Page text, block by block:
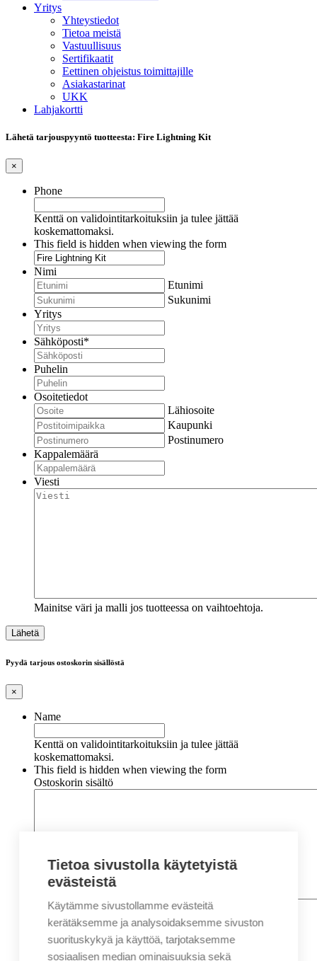
Yritys
Yhteystiedot
Tietoa meistä
Vastuullisuus
Sertifikaatit
Eettinen ohjeistus toimittajille
Asiakastarinat
UKK
Lahjakortti
Lähetä tarjouspyyntö tuotteesta: Fire Lightning Kit
×
Phone
Kenttä on validointitarkoituksiin ja tulee jättää
koskemattomaksi.
This field is hidden when viewing the form
Nimi
Etunimi
Sukunimi
Yritys
Sähköposti*
Puhelin
Osoitetiedot
Lähiosoite
Kaupunki
Postinumero
Kappalemäärä
Viesti
Mainitse väri ja malli jos tuotteessa on vaihtoehtoja.
Pyydä tarjous ostoskorin sisällöstä
×
Name
Kenttä on validointitarkoituksiin ja tulee jättää
koskemattomaksi.
This field is hidden when viewing the form
Ostoskorin sisältö
Nimi*
Etunimi
Sukunimi
Tietoa sivustolla käytetyistä
evästeistä
Käytämme sivustollamme evästeitä
kerätäksemme ja analysoidaksemme sivuston
suorituskykyä ja käyttöä, tarjotaksemme
sosiaalisen median ominaisuuksia sekä